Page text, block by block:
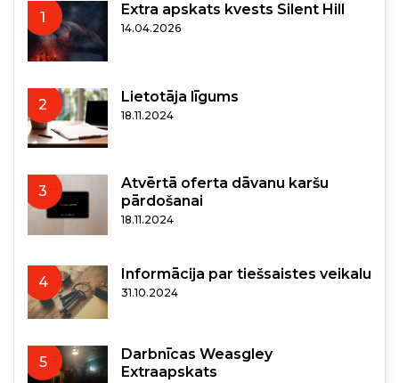
1 Extra apskats kvests Silent Hill
14.04.2026
2 Lietotāja līgums
18.11.2024
3
Atvērtā oferta dāvanu karšu
pārdošanai
18.11.2024
4 Informācija par tiešsaistes veikalu
31.10.2024
5
Darbnīcas Weasgley
Extraapskats